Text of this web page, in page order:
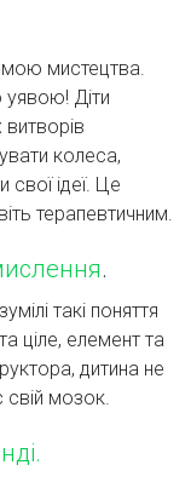
мистецтва.
Діти
колеса,
свої ідеї. Це
терапевтичним.
.
такі поняття
ціле, елемент та
дитина не
мозок.